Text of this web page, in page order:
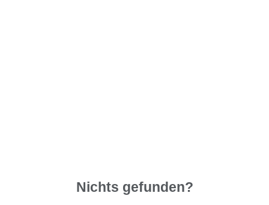
Nichts gefunden?